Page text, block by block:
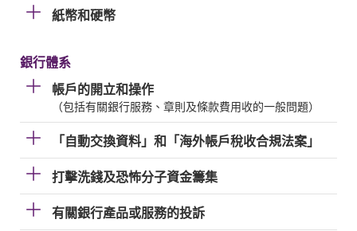
紙幣和硬幣
銀行體系
帳戶的開立和操作
（包括有關銀行服務、章則及條款費用收的一般問題）
「自動交換資料」和「海外帳戶稅收合規法案」
打擊洗錢及恐怖分子資金籌集
有關銀行產品或服務的投訴